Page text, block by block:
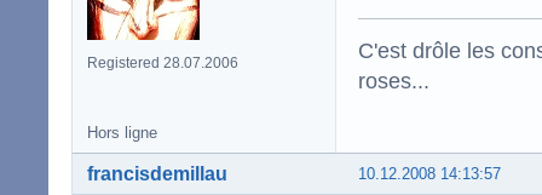
Registered 28.07.2006
C'est drôle les
roses...
Hors ligne
10.12.2008 14:13:57
francisdemillau